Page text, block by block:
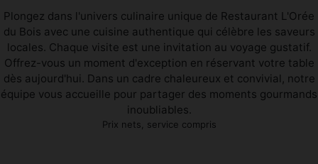
Plongez dans l'univers culinaire unique de Restaurant L'Orée
du Bois avec une cuisine authentique qui célèbre les saveurs
locales. Chaque visite est une invitation au voyage gustatif.
Offrez-vous un moment d'exception en réservant votre table
dès aujourd'hui. Dans un cadre chaleureux et convivial, notre
équipe vous accueille pour partager des moments gourmands
inoubliables.
Prix nets, service compris